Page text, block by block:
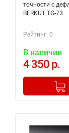
точности с
BERKUT TG-73
Рейтинг: 0
В наличии
4 350 р.
Добавлено